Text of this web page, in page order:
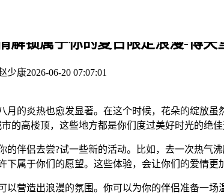
解锁属于你的夏日限定浪漫-博天
少康2026-06-20 07:07:01
月的炎热也愈发显著。在这个时候，花朵的绽放
的高楼顶，这些地方都是你们度过美好时光的绝佳
的伴侣去尝?试一些新的活动。比如，去一次热气
下属于你们的愿望。这些体验，会让你们的爱情更
以营造出浪漫的氛围。你可以为你的伴侣准备一